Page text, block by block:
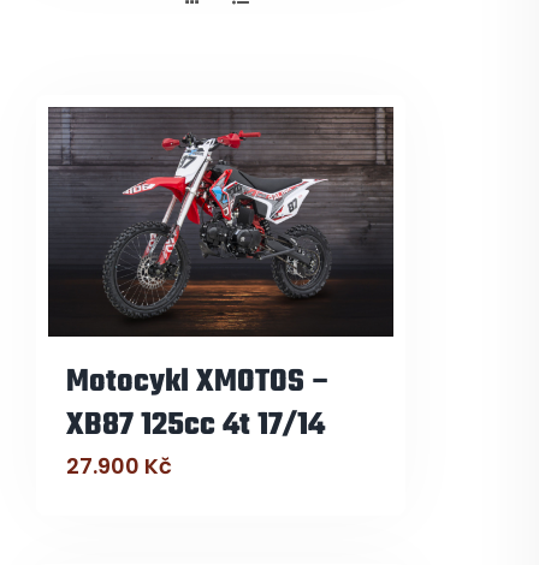
Motocykl XMOTOS –
XB87 125cc 4t 17/14
27.900 Kč